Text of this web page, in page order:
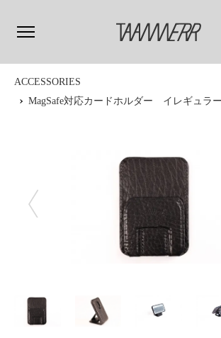
ACCESSORIES
MagSafe対応カードホルダー イレギュラ